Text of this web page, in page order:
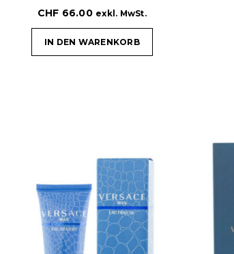
CHF 66.00 exkl. MwSt.
IN DEN WARENKORB